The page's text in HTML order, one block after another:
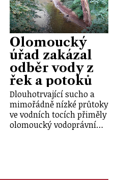
Olomoucký
úřad zakázal
odběr vody z
řek a potoků
Dlouhotrvající sucho a
mimořádně nízké průtoky
ve vodních tocích přiměly
olomoucký vodoprávní…